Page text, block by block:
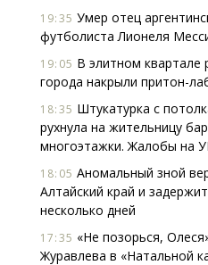
19:35 Умер отец
футболиста Лионеля
19:05 В элитном квартале
города накрыли притон-
18:35 Штукатурка с
рухнула на жительницу
многоэтажки. Жалобы на
18:05 Аномальный зной
Алтайский край и
несколько дней
17:35 «Не позорься,
Журавлева в «Натальной